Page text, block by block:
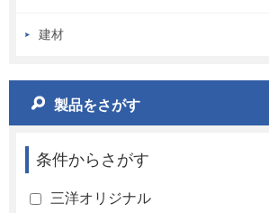
建材
製品をさがす
条件からさがす
三洋オリジナル